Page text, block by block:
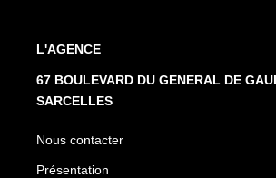
L'AGENCE
67 BOULEVARD DU GENERAL DE
SARCELLES
Nous contacter
Présentation